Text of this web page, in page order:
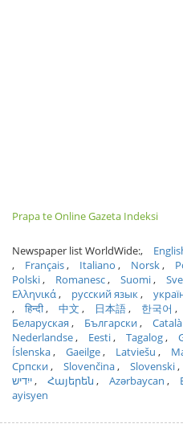
Prapa te Online Gazeta Indeksi
Newspaper list WorldWide:
Français
Italiano Norsk
Polski
Romanesc Suomi
Ελληνικά
русский язык
हिन्दी
中文 日本語 한국어
Беларуская
Български Català
Nederlandse
Eesti Tagalog
Íslenska
Gaeilge Latviešu
Српски
Slovenčina Slovenski
ייִדיש
Հայերեն Azərbaycan
ayisyen